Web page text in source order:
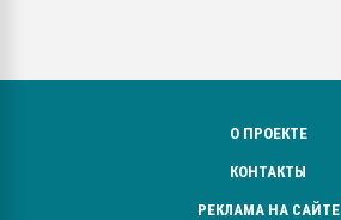
О ПРОЕКТЕ
КОНТАКТЫ
РЕКЛАМА НА САЙТЕ